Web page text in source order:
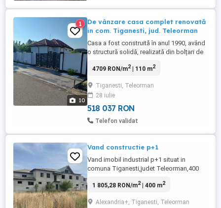
10
1
De vânzare casa complet renovată
in com. Tiganesti, jud. Teleorman
Casa a fost construită în anul 1990, având
o structură solidă, realizată din bolțari de
din beton, ceea ce oferă rezistență,
completă recentă totul este nou!
Proprietatea a fost renovată integral cu
materiale de ...
4709 RON/m2| 110 m2
Tiganesti, Teleorman
28 iulie
518 037 RON
Telefon validat
Vand constructie p+1
Vand imobil industrial p+1 situat in
comuna Tiganesti,judet Teleorman,400
posibilitate de prelungire 2000 mp,
.Situat la iesirea din localitate poate fi
1 805,28 RON/m2| 400 m2
Alexandria+, Tiganesti, Teleorman